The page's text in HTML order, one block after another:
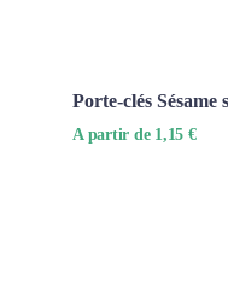
Porte-clés
A partir de 1,15 €